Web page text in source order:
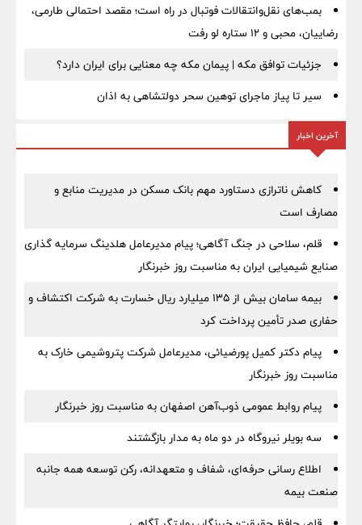
بمب‌های نقل‌وانتقالات فوتبال در راه است؛ مقصد احتمالی طارمی،
رضاییان، محبی و ۱۲ ستاره لو رفت
جزئیات توافق مکه | پیمان مکه چه معنایی برای ایران دارد؟
سیر تا پیاز ماجرای توهین سحر دولتشاهی به اذان
آخرین اخبار
کاهش ناترازی دستاورد مهم بانک مسکن در مدیریت منابع و
مصارف است
قلم، سلاحی در جنگ آگاهی؛ پیام مدیرعامل هلدینگ سرمایه گذاری
صنایع شیمیایی ایران به مناسبت روز خبرنگار
بیمه سامان بیش از ۱۳۵ میلیارد ریال خسارت به شرکت اکتشاف و
حفاری صدر تأمین پرداخت کرد
پیام دکتر کمیل پورضیائی، مدیرعامل شرکت پتروشیمی خارک به
مناسبت روز خبرنگار
پیام روابط عمومی ذوب‌آهن اصفهان به مناسبت روز خبرنگار
سه بویلر نیروگاه در دو ماه به مدار بازگشتند
اطلاع رسانی حرفه‌ای، شفاف و متعهدانه، رکن توسعه همه جانبه
صنعت بیمه